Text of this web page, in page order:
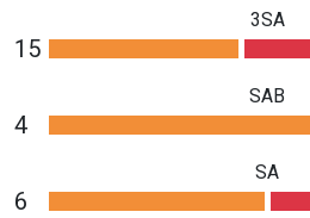
3SA
15
SAB
4
SA
6